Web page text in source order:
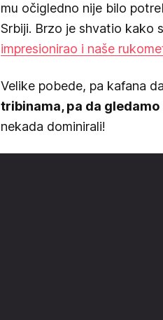
mu očigledno nije bilo
Srbiji. Brzo je shvatio kako
impresionirao i naše
Velike pobede, pa kafana
tribinama, pa da gledamo
nekada dominirali!